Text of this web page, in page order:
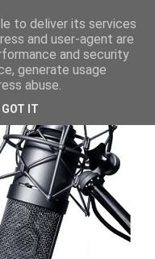
to deliver its services
and user-agent are
and security
generate usage
abuse.
GOT IT